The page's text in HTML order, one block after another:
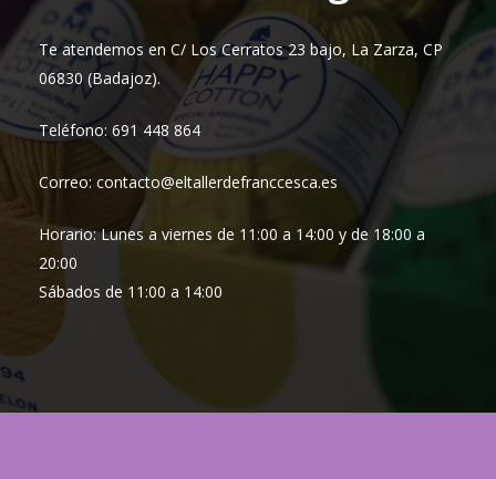
Te atendemos en C/ Los Cerratos 23 bajo, La Zarza, CP
06830 (Badajoz).
Teléfono: 691 448 864
Correo: contacto@eltallerdefranccesca.es
Horario: Lunes a viernes de 11:00 a 14:00 y de 18:00 a
20:00
Sábados de 11:00 a 14:00